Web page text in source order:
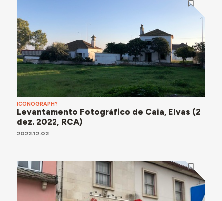
ICONOGRAPHY
Levantamento Fotográfico de Caia, Elvas (2
dez. 2022, RCA)
2022.12.02